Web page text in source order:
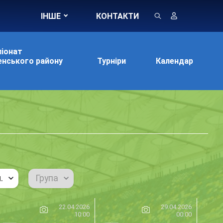
ІНШЕ КОНТАКТИ
району
Турніри Календар
Група
22.04.2026
10:00
29.04.2026
00:00